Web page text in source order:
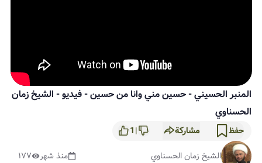
المنبر الحسيني - حسين مني وانا من حسين - فيديو- الشيخ زمان
الحسناوي
حفظ مشاركة |
1
الشيخ زمان الحسناوي منذ شهر ١٧٧